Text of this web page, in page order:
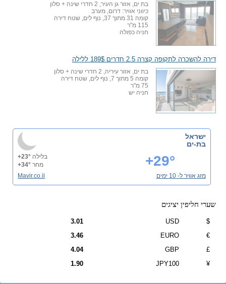
בת ים, אזור גן העיר, 2 חדרי שינה + סלון
כיווני אוויר: דרום, מערב
קומה 31 מתוך 37, נוף לים, שטח דירה
115 מ"ר
חניה כפולה
דירה להשכרה לתקופה קצרה 2.5 חדרים 189$ ללילה
בת ים, אזור עיריה, 2 חדרי שינה + סלון
קומה 5 מתוך 7, נוף לים, שטח דירה
75 מ"ר
חניה יש
ישראל
בת-ים
+29° בלילה +23°
מחר +34°
מזג אוויר ל- 10 ימים
Mavir.co.il
שערי חליפין יציגים
$
USD
3.01
€
EURO
3.46
£
GBP
4.04
¥
JPY100
1.90